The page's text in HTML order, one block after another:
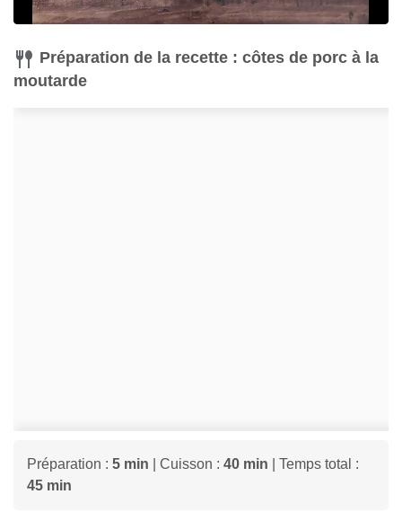
Préparation de la recette : côtes de porc à la
moutarde
Préparation : 5 min | Cuisson : 40 min | Temps total :
45 min